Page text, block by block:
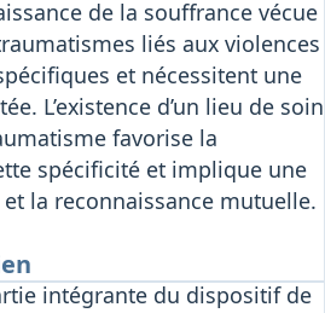
de la souffrance vécue
liés aux violences
et nécessitent une
L’existence d’un lieu de soin
favorise la
spécificité et implique une
la reconnaissance mutuelle.
intégrante du dispositif de